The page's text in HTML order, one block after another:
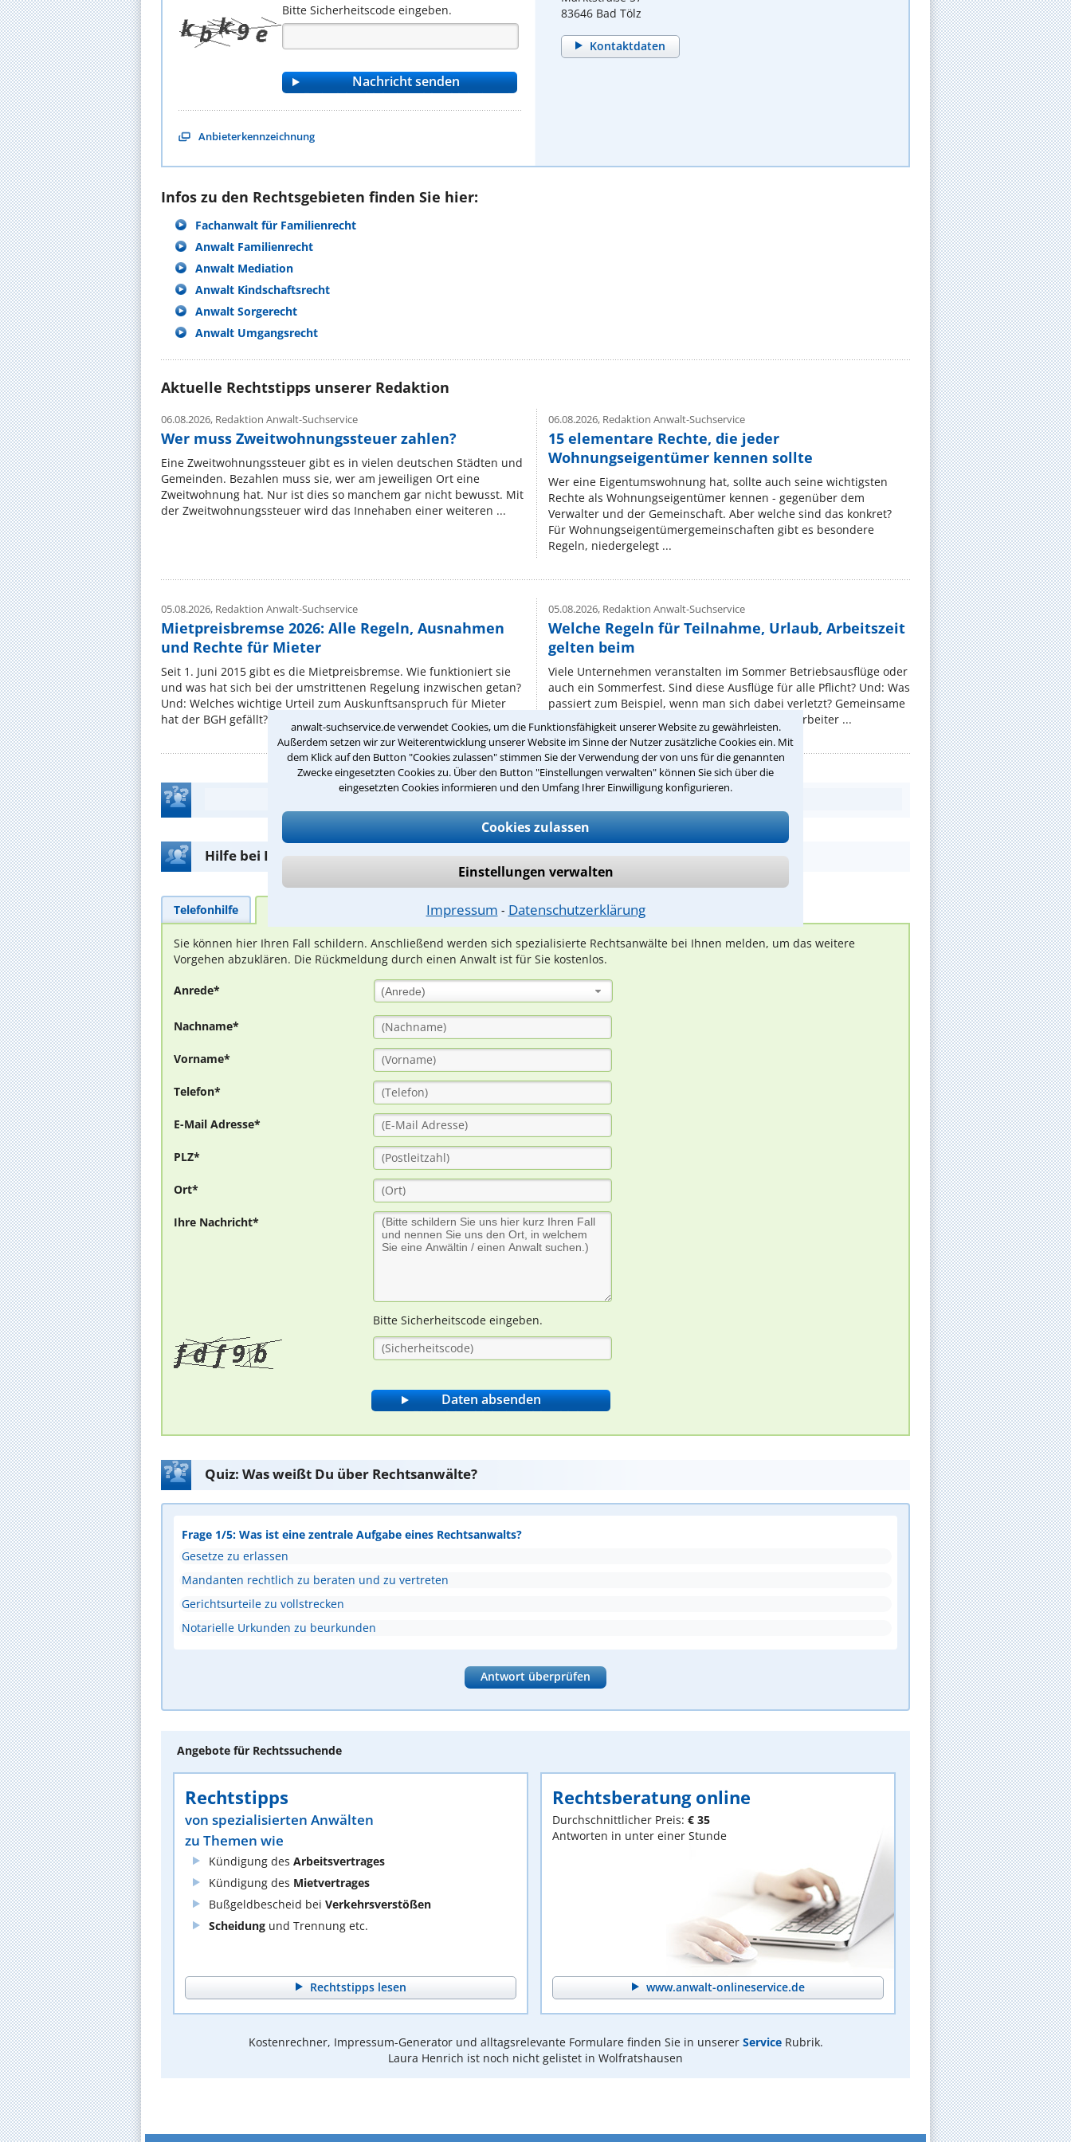
anwalt-suchservice.de verwendet Cookies, um die Funktionsfähigkeit unserer Website zu gewährleisten.
Außerdem setzen wir zur Weiterentwicklung unserer Website im Sinne der Nutzer zusätzliche Cookies ein. Mit
dem Klick auf den Button "Cookies zulassen" stimmen Sie der Verwendung der von uns für die genannten
Zwecke eingesetzten Cookies zu. Über den Button "Einstellungen verwalten" können Sie sich über die
eingesetzten Cookies informieren und den Umfang Ihrer Einwilligung konfigurieren.
Cookies zulassen
Einstellungen verwalten
Impressum ⁃ Datenschutzerklärung
Bitte Sicherheitscode eingeben.
Anbieterkennzeichnung
83646 Bad Tölz
Kontaktdaten
Infos zu den Rechtsgebieten finden Sie hier:
Fachanwalt für Familienrecht
Anwalt Familienrecht
Anwalt Mediation
Anwalt Kindschaftsrecht
Anwalt Sorgerecht
Anwalt Umgangsrecht
Aktuelle Rechtstipps unserer Redaktion
06.08.2026, Redaktion Anwalt-Suchservice
Wer muss Zweitwohnungssteuer zahlen?
Eine Zweitwohnungssteuer gibt es in vielen deutschen Städten und
Gemeinden. Bezahlen muss sie, wer am jeweiligen Ort eine
Zweitwohnung hat. Nur ist dies so manchem gar nicht bewusst. Mit
der Zweitwohnungssteuer wird das Innehaben einer weiteren ...
06.08.2026,Redaktion Anwalt-Suchservice
15 elementare Rechte, die jeder
Wohnungseigentümer kennen sollte
Wer eine Eigentumswohnung hat, sollte auch seine wichtigsten
Rechte als Wohnungseigentümer kennen - gegenüber dem
Verwalter und der Gemeinschaft. Aber welche sind das konkret?
Für Wohnungseigentümergemeinschaften gibt es besondere
Regeln, niedergelegt ...
05.08.2026, Redaktion Anwalt-Suchservice
Mietpreisbremse 2026: Alle Regeln, Ausnahmen
und Rechte für Mieter
Seit 1. Juni 2015 gibt es die Mietpreisbremse. Wie funktioniert sie
und was hat sich bei der umstrittenen Regelung inzwischen getan?
Und: Welches wichtige Urteil zum Auskunftsanspruch für Mieter
hat der BGH gefällt? ...
05.08.2026,Redaktion Anwalt-Suchservice
Welche Regeln für Teilnahme, Urlaub, Arbeitszeit
gelten beim
Viele Unternehmen veranstalten im Sommer Betriebsausflüge oder
auch ein Sommerfest. Sind diese Ausflüge für alle Pflicht? Und: Was
passiert zum Beispiel, wenn man sich dabei verletzt? Gemeinsame
Erlebnisse außerhalb der Arbeit sollen die Mitarbeiter ...
Teste Dein Rechtswissen
Hilfe bei Ihrer Anwaltsuche?
Telefonhilfe
Sie können hier Ihren Fall schildern. Anschließend werden sich spezialisierte Rechtsanwälte bei Ihnen melden, um das weitere
Vorgehen abzuklären. Die Rückmeldung durch einen Anwalt ist für Sie kostenlos.
Anrede* (Anrede)
Nachname*
Vorname*
Telefon*
E-Mail Adresse*
PLZ*
Ort*
Ihre Nachricht*
Bitte Sicherheitscode eingeben.
Quiz: Was weißt Du über Rechtsanwälte?
Frage 1/5: Was ist eine zentrale Aufgabe eines Rechtsanwalts?
Gesetze zu erlassen
Mandanten rechtlich zu beraten und zu vertreten
Gerichtsurteile zu vollstrecken
Notarielle Urkunden zu beurkunden
Antwort überprüfen
Angebote für Rechtssuchende
Rechtstipps
von spezialisierten Anwälten
zu Themen wie
Kündigung des Arbeitsvertrages
Kündigung des Mietvertrages
Bußgeldbescheid bei Verkehrsverstößen
Scheidung und Trennung etc.
Rechtstipps lesen
Rechtsberatung online
Durchschnittlicher Preis: € 35
Antworten in unter einer Stunde
www.anwalt-onlineservice.de
Kostenrechner, Impressum-Generator und alltagsrelevante Formulare finden Sie in unserer ServiceRubrik.
Laura Henrich ist noch nicht gelistet in Wolfratshausen